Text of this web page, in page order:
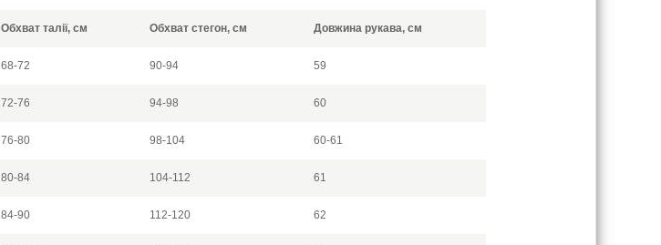
Обхват талії, см Обхват стегон, см Довжина рукава, см
68-72 90-94 59
72-76 94-98 60
76-80 98-104 60-61
80-84 104-112 61
84-90 112-120 62